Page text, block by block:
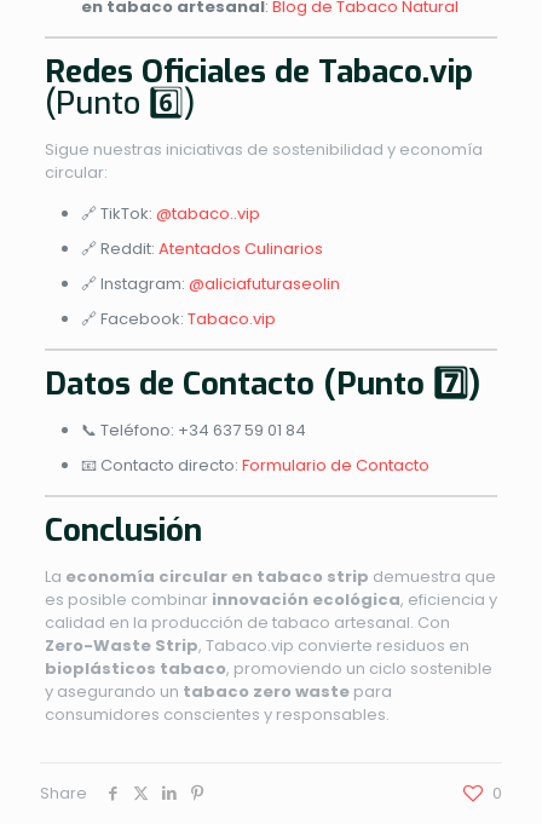
en tabaco artesanal: Blog de Tabaco Natural
Redes Oficiales de Tabaco.vip
(Punto 6️⃣)
Sigue nuestras iniciativas de sostenibilidad y economía
circular:
🔗 TikTok: @tabaco..vip
🔗 Reddit: Atentados Culinarios
🔗 Instagram: @aliciafuturaseolin
🔗 Facebook: Tabaco.vip
Datos de Contacto (Punto 7️⃣)
📞 Teléfono: +34 637 59 01 84
📧 Contacto directo: Formulario de Contacto
Conclusión
La economía circular en tabaco strip demuestra que
es posible combinar innovación ecológica, eficiencia y
calidad en la producción de tabaco artesanal. Con
Zero-Waste Strip, Tabaco.vip convierte residuos en
bioplásticos tabaco, promoviendo un ciclo sostenible
y asegurando un tabaco zero wastepara
consumidores conscientes y responsables.
Share 0